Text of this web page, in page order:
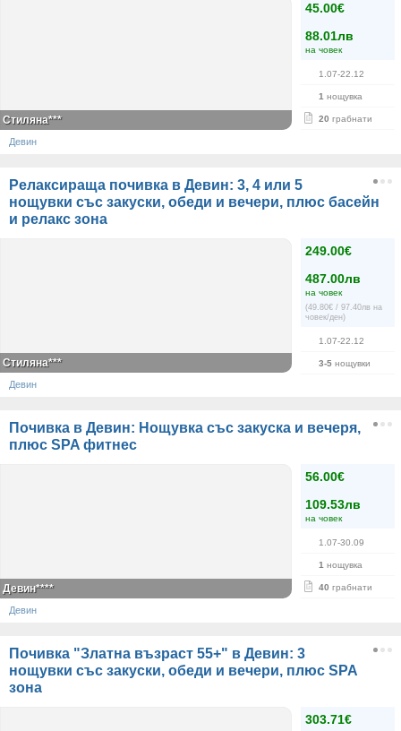
45.00€
88.01лв
на човек
1.07-22.12
1 нощувка
20 грабнати
Стиляна***
Девин
Релаксираща почивка в Девин: 3, 4 или 5
нощувки със закуски, обеди и вечери, плюс басейн
и релакс зона
249.00€
487.00лв
на човек
(49.80€ / 97.40лв на
човек/ден)
1.07-22.12
3-5 нощувки
Стиляна***
Девин
Почивка в Девин: Нощувка със закуска и вечеря,
плюс SPA фитнес
56.00€
109.53лв
на човек
1.07-30.09
1 нощувка
40 грабнати
Девин****
Девин
Почивка "Златна възраст 55+" в Девин: 3
нощувки със закуски, обеди и вечери, плюс SPA
зона
303.71€